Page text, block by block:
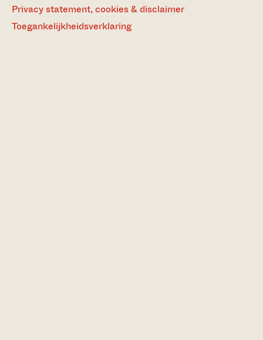
Privacy statement, cookies & disclaimer
Toegankelijkheidsverklaring